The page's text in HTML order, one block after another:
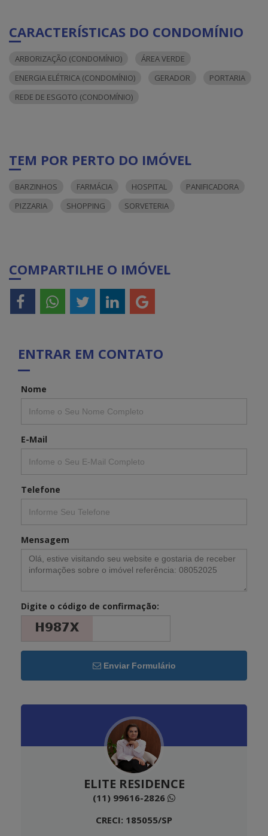
CARACTERÍSTICAS DO CONDOMÍNIO
ARBORIZAÇÃO (CONDOMÍNIO)
ÁREA VERDE
ENERGIA ELÉTRICA (CONDOMÍNIO)
GERADOR
PORTARIA
REDE DE ESGOTO (CONDOMÍNIO)
TEM POR PERTO DO IMÓVEL
BARZINHOS FARMÁCIA HOSPITAL
PANIFICADORA
PIZZARIA
SHOPPING SORVETERIA
COMPARTILHE O IMÓVEL
ENTRAR EM CONTATO
Nome
E-Mail
Telefone
Mensagem
Digite o código de confirmação:
Enviar Formulário
ELITE RESIDENCE
(11) 99616-2826
CRECI: 185055/SP